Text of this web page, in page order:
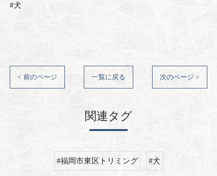
#犬
< 前のページ 一覧に戻る 次のページ >
関連タグ
#福岡市東区トリミング #犬